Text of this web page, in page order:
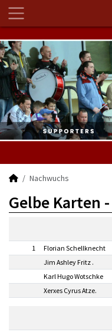
Nachwuchs
Gelbe Karten -
1 Florian Schellknecht
Jim Ashley Fritz .
Karl Hugo Wotschke
Xerxes Cyrus Atze.